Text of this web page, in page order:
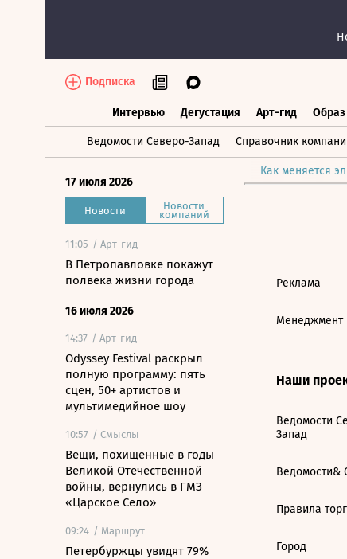
Подписка
Интервью Дегустация Арт-гид
Ведомости Северо-Запад Справочник
Интервью Дегустация Арт-гид
Как меняется
17 июля 2026
Новости Новости
компаний
11:05 / Арт-гид
В Петропавловке покажут
полвека жизни города
16 июля 2026
14:37 / Арт-гид
Odyssey Festival раскрыл
полную программу: пять
сцен, 50+ артистов и
мультимедийное шоу
10:57 / Смыслы
Вещи, похищенные в годы
Великой Отечественной
войны, вернулись в ГМЗ
«Царское Село»
09:24 / Маршрут
Петербуржцы увидят 79%
Реклама
Менеджмент
Наши
Ведомости
Запад
Ведомости&
Правила
Город